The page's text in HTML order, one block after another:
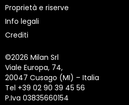
Proprietà e riserve
Info legali
Crediti
©2026 Milan Srl
Viale Europa, 74,
20047 Cusago (MI) – Italia
Tel +39 02 90 39 45 56
P.Iva 03835660154